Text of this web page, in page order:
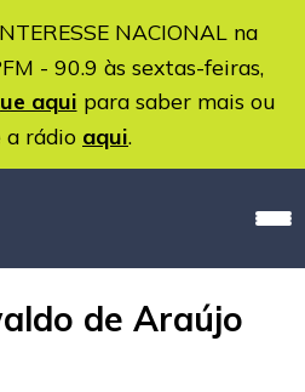
NACIONAL na
- 90.9 às sextas-feiras,
aqui para saber mais ou
a rádio aqui.
de Araújo